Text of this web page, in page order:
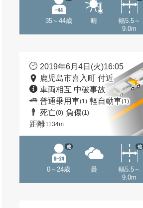
35～44歳 晴
幅5.5～
9.0m
2019年6月4日(火)16:05
鹿児島市喜入町 付近
車両相互 中破事故
普通乗用車(1) 軽自動車(1)
死亡(0) 負傷(1)
距離1134m
0～24歳
他
曇
幅5.5～
9.0m
他